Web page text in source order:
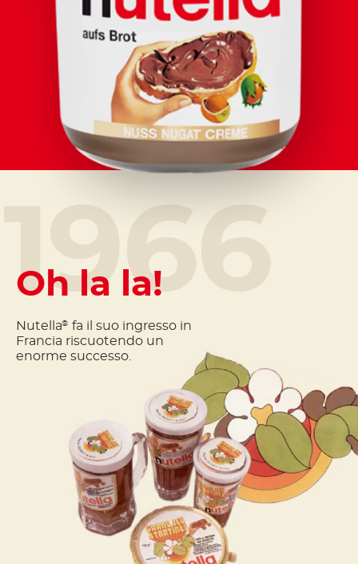
1966
Oh la la!
Nutella® fa il suo ingresso in
Francia riscuotendo un
enorme successo.